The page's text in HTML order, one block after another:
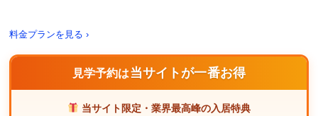
料金プランを見る ›
見学予約は当サイトが一番お得
当サイト限定・業界最高峰の入居特典